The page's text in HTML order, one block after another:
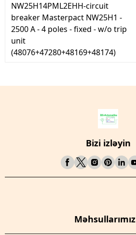
NW25H14PML2EHH-circuit
breaker Masterpact NW25H1 -
2500 A - 4 poles - fixed - w/o trip
unit
(48076+47280+48169+48174)
Bizi izləyin
Məhsullarımız